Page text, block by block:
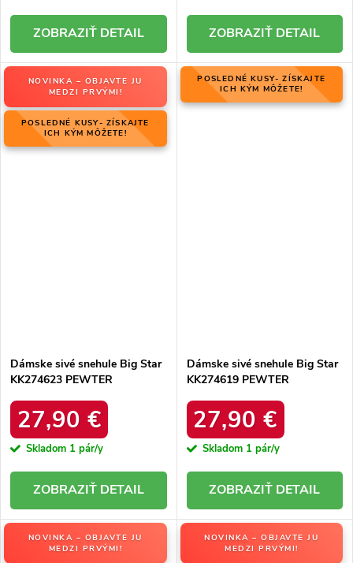
DETAIL DETAIL
NOVINKA – OBJAVTE JU
MEDZI PRVÝMI!
POSLEDNÉ KUSY- ZÍSKAJTE
ICH KÝM MÔŽETE!
Dámske sivé snehule Big Star
KK274623 PEWTER
27,90 €
Skladom 1 pár/y
DETAIL
POSLEDNÉ KUSY- ZÍSKAJTE
ICH KÝM MÔŽETE!
Dámske sivé snehule Big Star
KK274619 PEWTER
27,90 €
Skladom 1 pár/y
DETAIL
NOVINKA – OBJAVTE JU
MEDZI PRVÝMI!
NOVINKA – OBJAVTE JU
MEDZI PRVÝMI!